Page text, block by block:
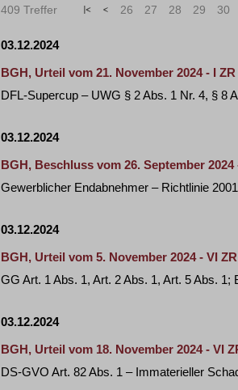
409 Treffer « < 26 27 28 29 30
03.12.2024
BGH, Urteil vom 21. November 2024 - I ZR
DFL-Supercup – UWG § 2 Abs. 1 Nr. 4, § 8
03.12.2024
BGH, Beschluss vom 26. September 2024
Gewerblicher Endabnehmer – Richtlinie
03.12.2024
BGH, Urteil vom 5. November 2024 - VI ZR
GG Art. 1 Abs. 1, Art. 2 Abs. 1, Art. 5 Abs.
03.12.2024
BGH, Urteil vom 18. November 2024 - VI
DS-GVO Art. 82 Abs. 1 – Immaterieller